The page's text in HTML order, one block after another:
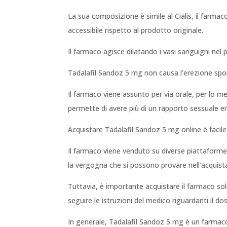
La sua composizione è simile al Cialis, il
accessibile rispetto al prodotto originale.
Il farmaco agisce dilatando i vasi sanguigni nel
Tadalafil Sandoz 5 mg non causa l’erezione
Il farmaco viene assunto per via orale, per lo
permette di avere più di un rapporto sessuale
Acquistare Tadalafil Sandoz 5 mg online è
Il farmaco viene venduto su diverse
la vergogna che si possono provare
Tuttavia, è importante acquistare il farmaco
seguire le istruzioni del medico riguardanti il
In generale, Tadalafil Sandoz 5 mg è un